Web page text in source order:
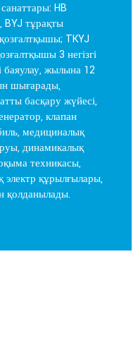
санаттары: HB
BYJ тұрақты
TKYJ
3 негізгі
баяулау, жылына 12
шығарады,
басқару жүйесі,
клапан
медициналық
динамикалық
техникасы,
құрылғылары,
қолданылады.